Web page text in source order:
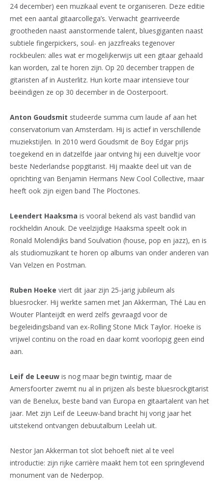
24 december) een muzikaal event te organiseren. Deze editie
met een aantal gitaarcollega’s. Verwacht gearriveerde
grootheden naast aanstormende talent, bluesgiganten naast
subtiele fingerpickers, soul- en jazzfreaks tegenover
rockbeulen: alles wat er mogelijkerwijs uit een gitaar gehaald
kan worden, zal te horen zijn. Op 20 december trappen de
gitaristen af in Austerlitz. Hun korte maar intensieve tour
beëindigen ze op 30 december in de Oosterpoort.
Anton Goudsmit studeerde summa cum laude af aan het
conservatorium van Amsterdam. Hij is actief in verschillende
muziekstijlen. In 2010 werd Goudsmit de Boy Edgar prijs
toegekend en in datzelfde jaar ontving hij een duiveltje voor
beste Nederlandse popgitarist. Hij maakte deel uit van de
oprichting van Benjamin Hermans New Cool Collective, maar
heeft ook zijn eigen band The Ploctones.
Leendert Haaksma is vooral bekend als vast bandlid van
rockheldin Anouk. De veelzijdige Haaksma speelt ook in
Ronald Molendijks band Soulvation (house, pop en jazz), en is
als studiomuzikant te horen op albums van onder anderen van
Van Velzen en Postman.
Ruben Hoeke viert dit jaar zijn 25-jarig jubileum als
bluesrocker. Hij werkte samen met Jan Akkerman, Thé Lau en
Wouter Planteijdt en werd zelfs gevraagd voor de
begeleidingsband van ex-Rolling Stone Mick Taylor. Hoeke is
vrijwel continu on the road en daar komt voorlopig geen eind
aan.
Leif de Leeuw is nog maar begin twintig, maar de
Amersfoorter zwemt nu al in prijzen als beste bluesrockgitarist
van de Benelux, beste band van Europa en gitaartalent van het
jaar. Met zijn Leif de Leeuw-band bracht hij vorig jaar het
uitstekend ontvangen debuutalbum Leelah uit.
Nestor Jan Akkerman tot slot behoeft niet al te veel
introductie: zijn rijke carrière maakt hem tot een springlevend
monument van de Nederpop.